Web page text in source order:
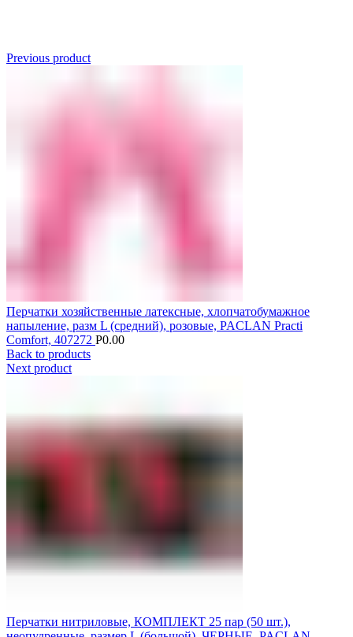
Previous product
Перчатки хозяйственные латексные, хлопчатобумажное
напыление, разм L (средний), розовые, PACLAN Practi
Comfort, 407272 Р0.00
Back to products
Next product
Перчатки нитриловые, КОМПЛЕКТ 25 пар (50 шт.),